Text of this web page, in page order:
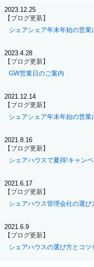
2023.12.25
【ブログ更新】
シェアシェア年末年始の営業
2023.4.28
【ブログ更新】
GW営業日のご案内
2021.12.14
【ブログ更新】
シェアシェア年末年始の営業
2021.8.16
【ブログ更新】
シェアハウスで夏得!キャン
2021.6.17
【ブログ更新】
シェアハウス管理会社の選び
2021.6.9
【ブログ更新】
シェアハウスの選び方とコツ